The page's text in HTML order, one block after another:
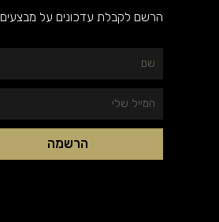
הרשם לקבלת עדכונים על מבצעים
הרשמה